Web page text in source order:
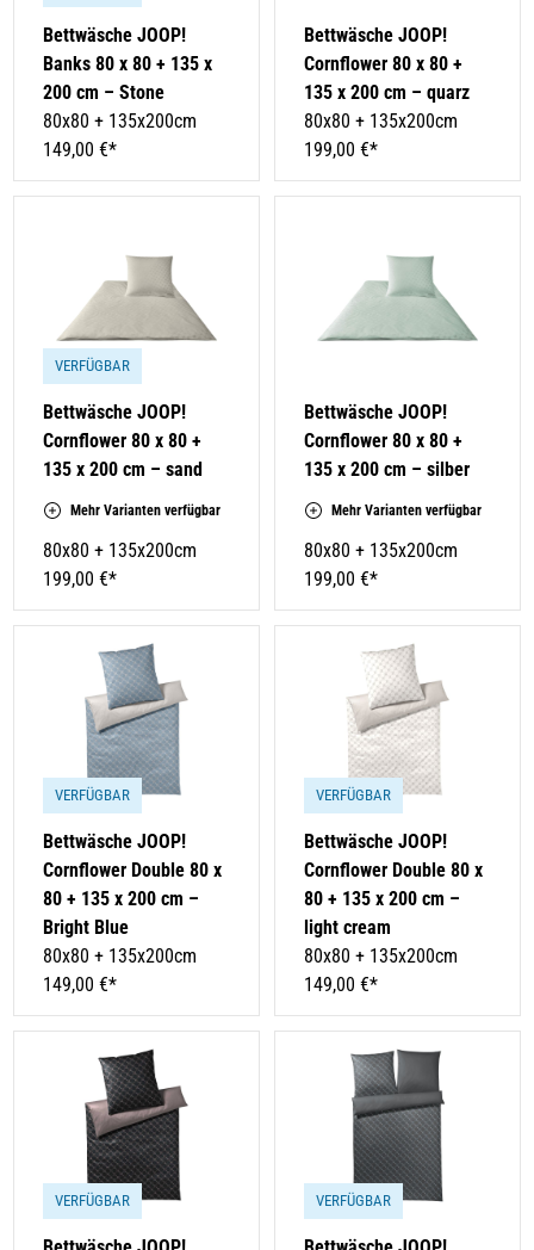
Bettwäsche JOOP!
Banks 80 x 80 + 135 x
200 cm – Stone
80x80 + 135x200cm
149,00 €*
Bettwäsche JOOP!
Cornflower 80 x 80 +
135 x 200 cm – quarz
80x80 + 135x200cm
199,00 €*
VERFÜGBAR
Bettwäsche JOOP!
Cornflower 80 x 80 +
135 x 200 cm – sand
Mehr Varianten verfügbar
80x80 + 135x200cm
199,00 €*
Bettwäsche JOOP!
Cornflower 80 x 80 +
135 x 200 cm – silber
Mehr Varianten verfügbar
80x80 + 135x200cm
199,00 €*
VERFÜGBAR
Bettwäsche JOOP!
Cornflower Double 80 x
80 + 135 x 200 cm –
Bright Blue
80x80 + 135x200cm
149,00 €*
VERFÜGBAR
Bettwäsche JOOP!
Cornflower Double 80 x
80 + 135 x 200 cm –
light cream
80x80 + 135x200cm
149,00 €*
VERFÜGBAR VERFÜGBAR